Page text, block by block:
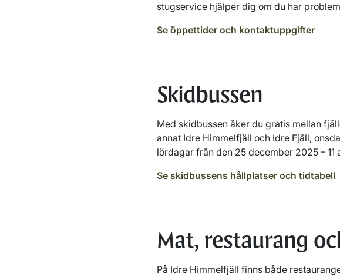
stugservice hjälper dig om du har
Se öppettider och kontaktuppgifter
Skidbussen
Med skidbussen åker du gratis mellan
annat Idre Himmelfjäll och Idre Fjäll,
lördagar från den 25 december 2025 – 11
Se skidbussens hållplatser och tidtabell
Mat, restaurang
På Idre Himmelfjäll finns både